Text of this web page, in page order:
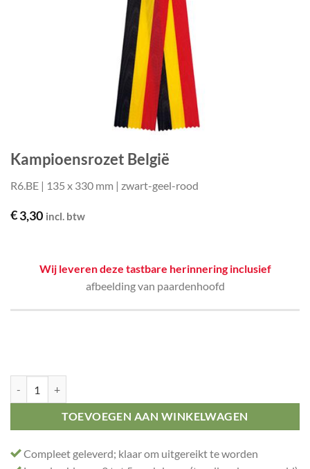
Kampioensrozet België
R6.BE | 135 x 330 mm | zwart-geel-rood
€3,30 incl. btw
Wij leveren deze tastbare herinnering inclusief
afbeelding van paardenhoofd
TOEVOEGEN AAN WINKELWAGEN
Compleet geleverd; klaar om uitgereikt te worden